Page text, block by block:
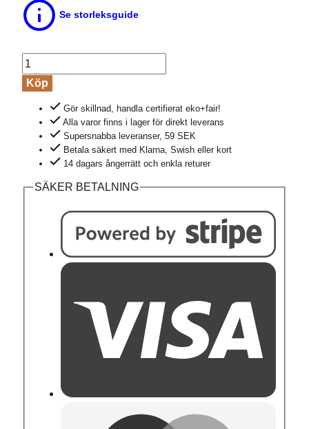
Se storleksguide
Tangatrosa
100%
bomull
JOSEFINE
naturvit
mängd
Köp
Gör skillnad, handla certifierat eko+fair!
Alla varor finns i lager för direkt leverans
Supersnabba leveranser, 59 SEK
Betala säkert med Klarna, Swish eller kort
14 dagars ångerrätt och enkla returer
SÄKER BETALNING